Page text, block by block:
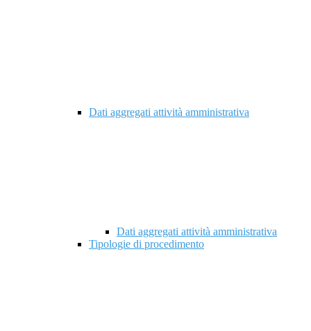
Dati aggregati attività amministrativa
Dati aggregati attività amministrativa
Tipologie di procedimento